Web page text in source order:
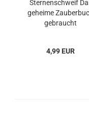
Sternenschweif
geheime
gebraucht
4,99 EUR